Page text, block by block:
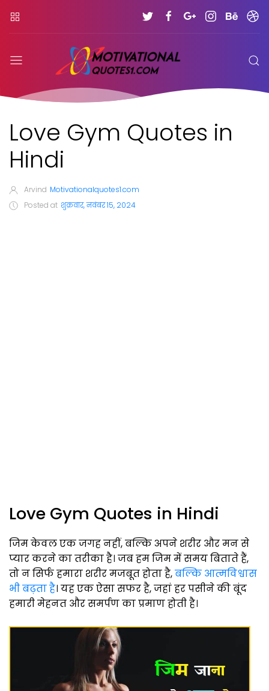
Love Gym Quotes in
Hindi
Arvind Motivationalquotes1.com
Posted at शुक्रवार, नवंबर 15, 2024
Love Gym Quotes in Hindi
जिम केवल एक जगह नहीं, बल्कि अपने शरीर और मन से
प्यार करने का तरीका है। जब हम जिम में समय बिताते हैं,
तो न सिर्फ हमारा शरीर मजबूत होता है,बल्कि आत्मविश्वास
भी बढ़ता है। यह एक ऐसा सफर है, जहां हर पसीने की बूंद
हमारी मेहनत और समर्पण का प्रमाण होती है।